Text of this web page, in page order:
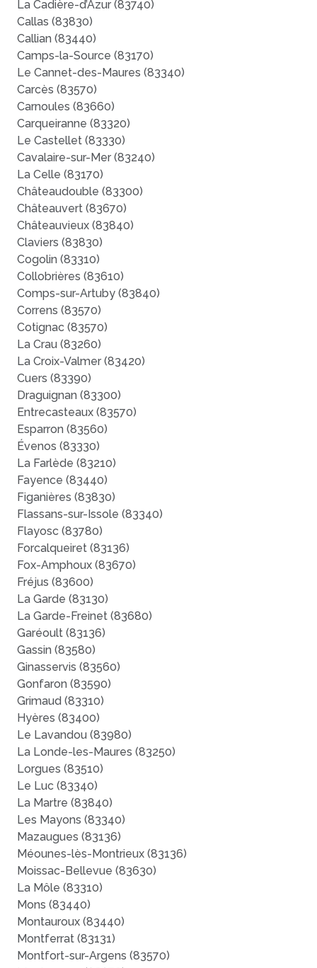
La Cadière-d’Azur (83740)
Callas (83830)
Callian (83440)
Camps-la-Source (83170)
Le Cannet-des-Maures (83340)
Carcès (83570)
Carnoules (83660)
Carqueiranne (83320)
Le Castellet (83330)
Cavalaire-sur-Mer (83240)
La Celle (83170)
Châteaudouble (83300)
Châteauvert (83670)
Châteauvieux (83840)
Claviers (83830)
Cogolin (83310)
Collobrières (83610)
Comps-sur-Artuby (83840)
Correns (83570)
Cotignac (83570)
La Crau (83260)
La Croix-Valmer (83420)
Cuers (83390)
Draguignan (83300)
Entrecasteaux (83570)
Esparron (83560)
Évenos (83330)
La Farlède (83210)
Fayence (83440)
Figanières (83830)
Flassans-sur-Issole (83340)
Flayosc (83780)
Forcalqueiret (83136)
Fox-Amphoux (83670)
Fréjus (83600)
La Garde (83130)
La Garde-Freinet (83680)
Garéoult (83136)
Gassin (83580)
Ginasservis (83560)
Gonfaron (83590)
Grimaud (83310)
Hyères (83400)
Le Lavandou (83980)
La Londe-les-Maures (83250)
Lorgues (83510)
Le Luc (83340)
La Martre (83840)
Les Mayons (83340)
Mazaugues (83136)
Méounes-lès-Montrieux (83136)
Moissac-Bellevue (83630)
La Môle (83310)
Mons (83440)
Montauroux (83440)
Montferrat (83131)
Montfort-sur-Argens (83570)